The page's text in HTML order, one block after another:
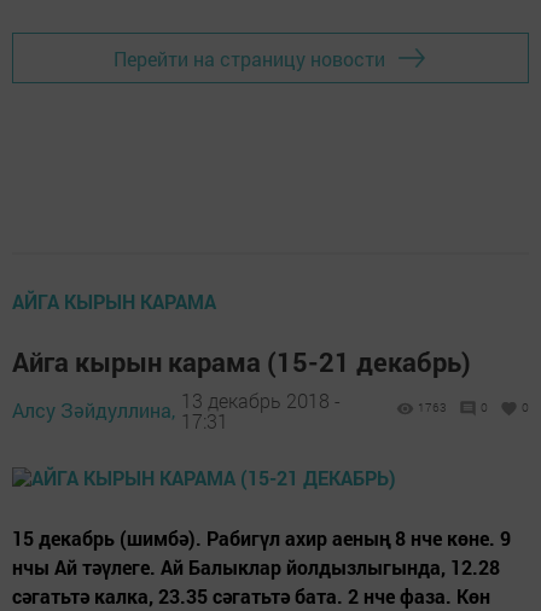
Перейти на страницу новости
АЙГА КЫРЫН КАРАМА
Айга кырын карама (15-21 декабрь)
Алсу Зәйдуллина, 13 декабрь 2018 -
17:31
1763 0 0
15 декабрь (шимбә). Рабигүл ахир аеның 8 нче көне. 9
нчы Ай тәүлеге. Ай Балыклар йолдызлыгында, 12.28
сәгатьтә калка, 23.35 сәгатьтә бата. 2 нче фаза. Көн